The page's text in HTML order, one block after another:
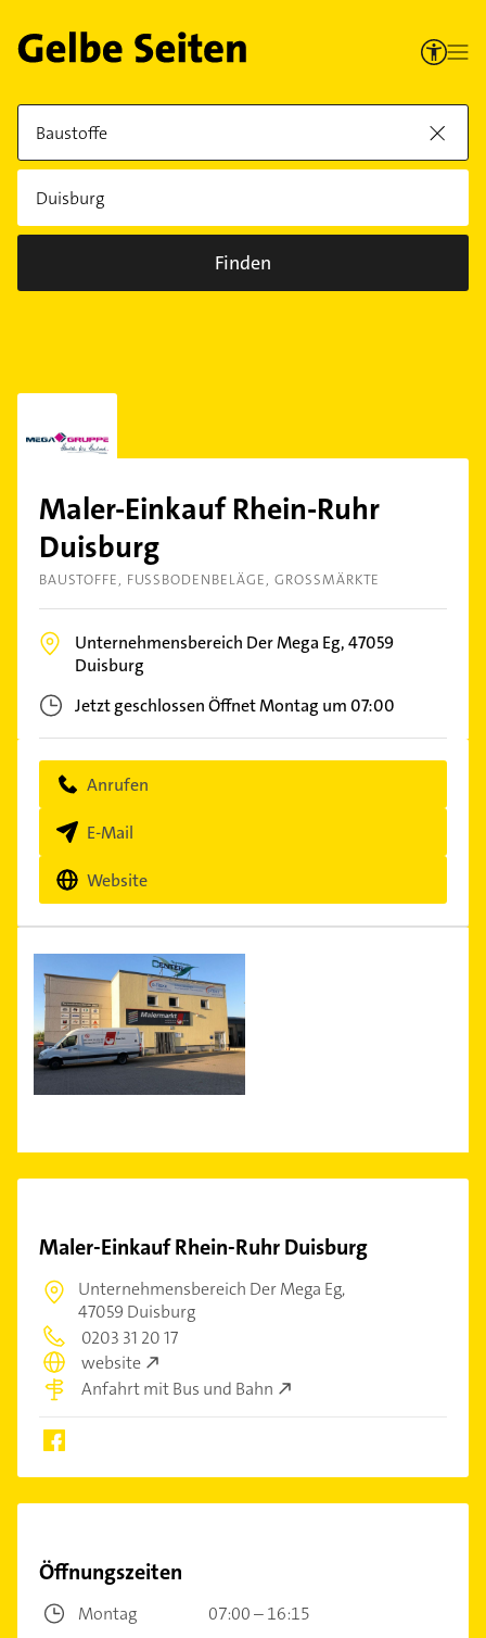
Finden
Maler-Einkauf Rhein-Ruhr
Duisburg
BAUSTOFFE FUSSBODENBELÄGE GROSSMÄRKTE
Unternehmensbereich Der Mega Eg,47059
Duisburg
Jetzt geschlossenÖffnet Montag um 07:00
Anrufen
E-Mail
Website
Maler-Einkauf Rhein-Ruhr Duisburg
Unternehmensbereich Der Mega Eg,
47059 Duisburg
0203 31 20 17
website
Anfahrt mit Bus und Bahn
Öffnungszeiten
Montag
07:00 – 16:15